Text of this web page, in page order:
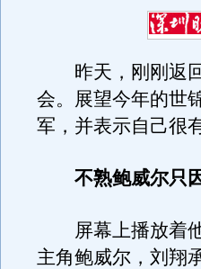
昨天，刚刚返回
会。展望今年的世
军，并表示自己很
不熟鲍威尔只
屏幕上播放着他
主角鲍威尔，刘翔